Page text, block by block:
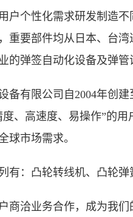
户个性化需求研发制造
重要部件均从日本、台
的弹签自动化设备及弹管
备有限公司自2004年创
、高速度、易操作”的
球市场需求。
有：凸轮转线机、凸轮
商洽业务合作，成为我们